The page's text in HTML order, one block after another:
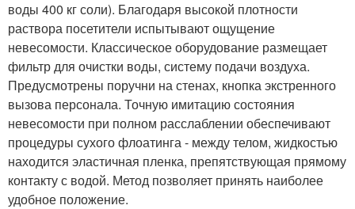
воды 400 кг соли). Благодаря высокой плотности
раствора посетители испытывают ощущение
невесомости. Классическое оборудование размещает
фильтр для очистки воды, систему подачи воздуха.
Предусмотрены поручни на стенах, кнопка экстренного
вызова персонала. Точную имитацию состояния
невесомости при полном расслаблении обеспечивают
процедуры сухого флоатинга - между телом, жидкостью
находится эластичная пленка, препятствующая прямому
контакту с водой. Метод позволяет принять наиболее
удобное положение.